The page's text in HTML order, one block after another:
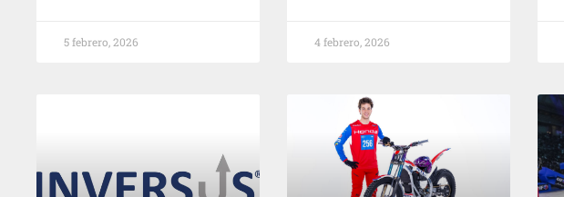
5 febrero, 2026 4 febrero, 2026